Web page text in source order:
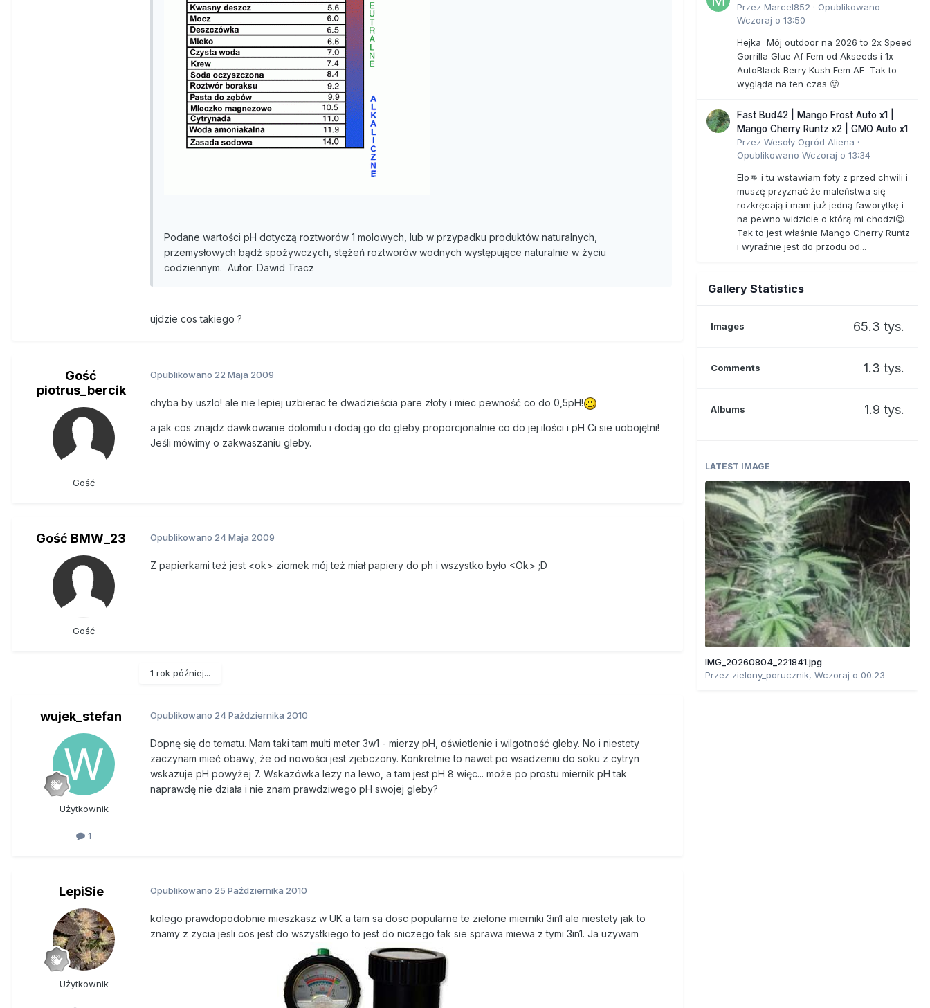
Podane wartości pH dotyczą roztworów 1 molowych, lub w przypadku produktów naturalnych,
przemysłowych bądź spożywczych, stężeń roztworów wodnych występujące naturalnie w życiu
codziennym. Autor: Dawid Tracz
ujdzie cos takiego ?
Gość
piotrus_bercik
Gość
Opublikowano 22 Maja 2009
chyba by uszlo! ale nie lepiej uzbierac te dwadzieścia pare złoty i miec pewność co do 0,5pH!
a jak cos znajdz dawkowanie dolomitu i dodaj go do gleby proporcjonalnie co do jej ilości i pH Ci sie uobojętni!
Jeśli mówimy o zakwaszaniu gleby.
Gość BMW_23
Gość
Opublikowano 24 Maja 2009
Z papierkami też jest <ok> ziomek mój też miał papiery do ph i wszystko było <Ok> ;D
1 rok później...
wujek_stefan
Użytkownik
1
Opublikowano 24 Października 2010
Dopnę się do tematu. Mam taki tam multi meter 3w1 - mierzy pH, oświetlenie i wilgotność gleby. No i niestety
zaczynam mieć obawy, że od nowości jest zjebczony. Konkretnie to nawet po wsadzeniu do soku z cytryn
wskazuje pH powyżej 7. Wskazówka lezy na lewo, a tam jest pH 8 więc... może po prostu miernik pH tak
naprawdę nie działa i nie znam prawdziwego pH swojej gleby?
LepiSie
Użytkownik
Opublikowano 25 Października 2010
kolego prawdopodobnie mieszkasz w UK a tam sa dosc popularne te zielone mierniki 3in1 ale niestety jak to
znamy z zycia jesli cos jest do wszystkiego to jest do niczego tak sie sprawa miewa z tymi 3in1. Ja uzywam
Przez Marcel852 · Opublikowano
Wczoraj o 13:50
Hejka Mój outdoor na 2026 to 2x Speed
Gorrilla Glue Af Fem od Akseeds i 1x
AutoBlack Berry Kush Fem AF Tak to
wygląda na ten czas 🙂
Fast Bud42 | Mango Frost Auto x1 |
Mango Cherry Runtz x2 | GMO Auto x1
Przez Wesoły Ogród Aliena ·
Opublikowano Wczoraj o 13:34
Elo👊 i tu wstawiam foty z przed chwili i
muszę przyznać że maleństwa się
rozkręcają i mam już jedną faworytkę i
na pewno widzicie o którą mi chodzi😉.
Tak to jest właśnie Mango Cherry Runtz
i wyraźnie jest do przodu od...
Gallery Statistics
Images 65.3 tys.
Comments 1.3 tys.
Albums 1.9 tys.
LATEST IMAGE
IMG_20260804_221841.jpg
Przez zielony_porucznik, Wczoraj o 00:23